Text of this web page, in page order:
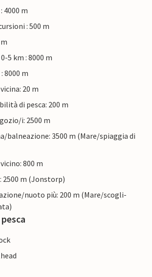
4000 m
: 500 m
5 km : 8000 m
8000 m
20 m
di pesca: 200 m
i: 2500 m
balneazione: 3500 m (Mare/spiaggia di
800 m
2500 m (Jonstorp)
nuoto più: 200 m (Mare/scogli-